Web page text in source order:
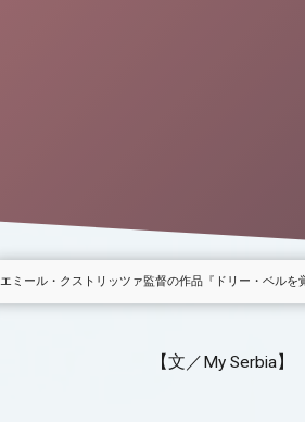
エミール・クストリッツァ監督の作品『ドリー・ベル
【文／My Serbia】